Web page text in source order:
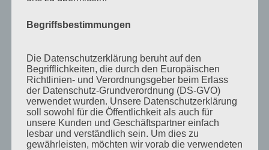
April 2013
März 2013
August 2012
Juli 2012
Juni 2012
April 2012
Begriffsbestimmungen
Die Datenschutzerklärung beruht auf den
Begrifflichkeiten, die durch den Europäischen
Richtlinien- und Verordnungsgeber beim Erlass
der Datenschutz-Grundverordnung (DS-GVO)
verwendet wurden. Unsere Datenschutzerklärung
soll sowohl für die Öffentlichkeit als auch für
unsere Kunden und Geschäftspartner einfach
lesbar und verständlich sein. Um dies zu
gewährleisten, möchten wir vorab die verwendeten